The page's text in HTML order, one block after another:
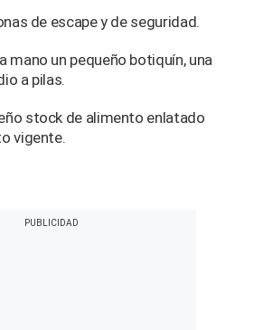
de escape y de seguridad.
mano un pequeño botiquín, una
a pilas.
stock de alimento enlatado
vigente.